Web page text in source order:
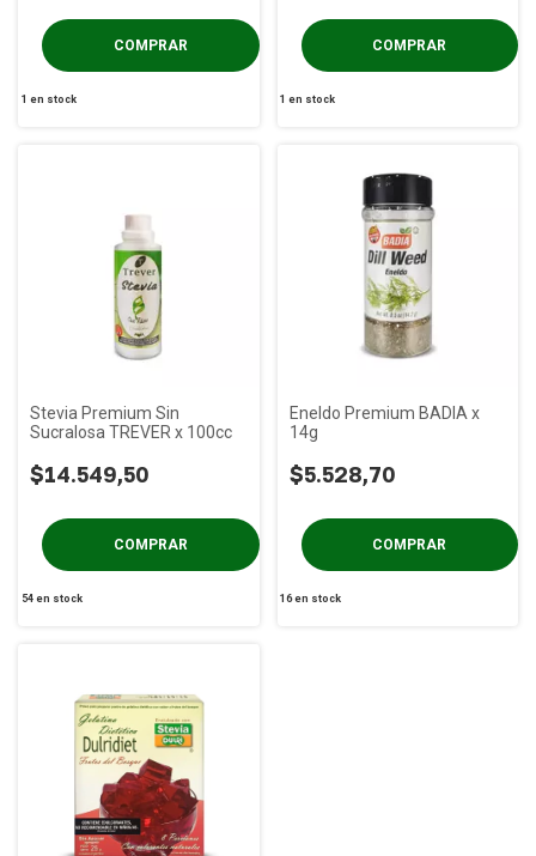
1 en stock 1 en stock
Stevia Premium Sin
Sucralosa TREVER x 100cc
$14.549,50
54en stock
Eneldo Premium BADIA x
14g
$5.528,70
16en stock